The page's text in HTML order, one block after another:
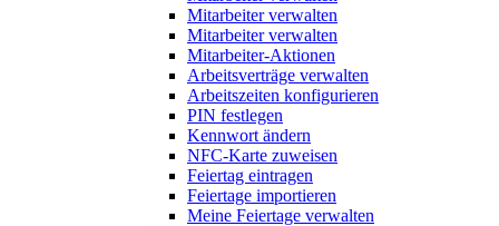
Mitarbeiter verwalten
Mitarbeiter verwalten
Mitarbeiter-Aktionen
Arbeitsverträge verwalten
Arbeitszeiten konfigurieren
PIN festlegen
Kennwort ändern
NFC-Karte zuweisen
Feiertag eintragen
Feiertage importieren
Meine Feiertage verwalten